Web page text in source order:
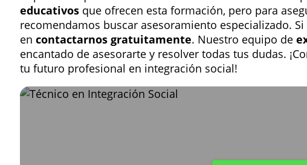
educativos que ofrecen esta formación, pero para
recomendamos buscar asesoramiento especializado.
en contactarnos gratuitamente. Nuestro equipo de
encantado de asesorarte y resolver todas tus dudas.
tu futuro profesional en integración social!